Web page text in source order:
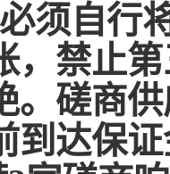
须自行
，禁止
。磋商
到达保